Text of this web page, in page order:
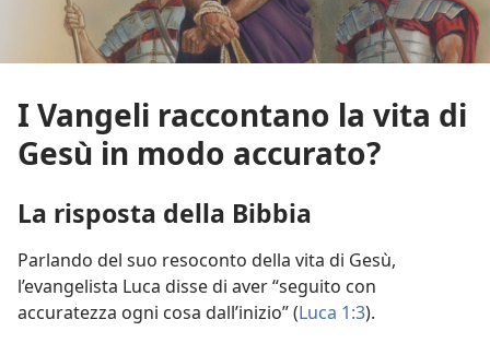
I Vangeli raccontano la vita di
Gesù in modo accurato?
La risposta della Bibbia
Parlando del suo resoconto della vita di Gesù,
l’evangelista Luca disse di aver “seguito con
accuratezza ogni cosa dall’inizio” (Luca 1:3).